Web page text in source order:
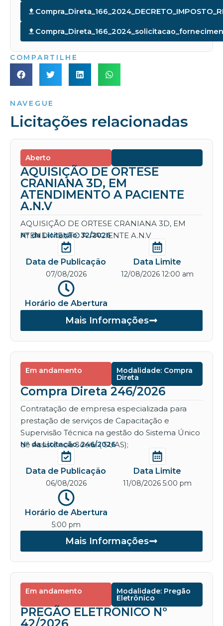
COMPARTILHE
NAVEGUE
Licitações relacionadas
Aberto
AQUISIÇÃO DE ORTESE
CRANIANA 3D, EM
ATENDIMENTO A PACIENTE
A.N.V
AQUISIÇÃO DE ORTESE CRANIANA 3D, EM
ATENDIMENTO A PACIENTE A.N.V
Nº da Licitação: 32/2026
Data de Publicação
07/08/2026
Data Limite
12/08/2026 12:00 am
Horário de Abertura
Mais Informações
Em andamento Modalidade: Compra
Direta
Compra Direta 246/2026
Contratação de empresa especializada para
prestação de serviços de Capacitação e
Supervisão Técnica na gestão do Sistema Único
de Assistência Social ( SUAS);
Nº da Licitação: 246/2026
Data de Publicação
06/08/2026
Data Limite
11/08/2026 5:00 pm
Horário de Abertura
5:00 pm
Mais Informações
Em andamento Modalidade: Pregão
Eletrônico
PREGÃO ELETRÔNICO Nº